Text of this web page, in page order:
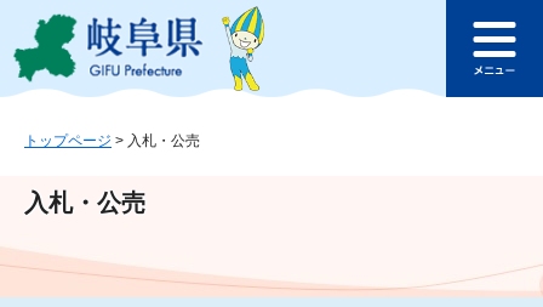
ジ
ュ
文
このページの本文へ
ュ
トップページ > 入札・公売
入札・公売